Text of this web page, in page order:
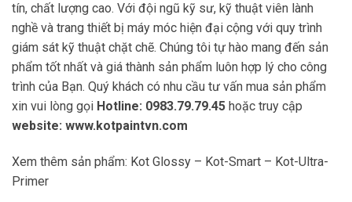
tín, chất lượng cao. Với đội ngũ kỹ sư, kỹ thuật viên lành
nghề và trang thiết bị máy móc hiện đại cộng với quy trình
giám sát kỹ thuật chặt chẽ. Chúng tôi tự hào mang đến sản
phẩm tốt nhất và giá thành sản phẩm luôn hợp lý cho công
trình của Bạn. Quý khách có nhu cầu tư vấn mua sản phẩm
xin vui lòng gọi Hotline: 0983.79.79.45 hoặc truy cập
website: www.kotpaintvn.com
Xem thêm sản phẩm: Kot Glossy – Kot-Smart – Kot-Ultra-
Primer